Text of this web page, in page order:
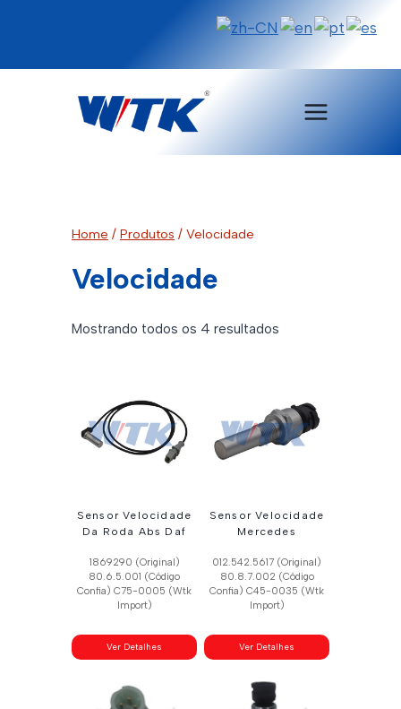
Home / Produtos / Velocidade
Velocidade
Mostrando todos os 4 resultados
recente
Sensor Velocidade
Da Roda Abs Daf
1869290 (Original)
80.6.5.001 (Código
Confia) C75-0005 (Wtk
Import)
Ver Detalhes
Sensor Velocidade
Mercedes
012.542.5617 (Original)
80.8.7.002 (Código
Confia) C45-0035 (Wtk
Import)
Ver Detalhes